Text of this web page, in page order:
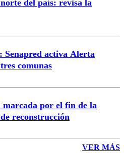
del país: revisa la
activa Alerta
comunas
marcada por el fin de la
reconstrucción
VER MÁS